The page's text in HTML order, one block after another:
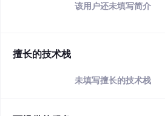
该用户还未填写简介
擅长的技术栈
未填写擅长的技术栈